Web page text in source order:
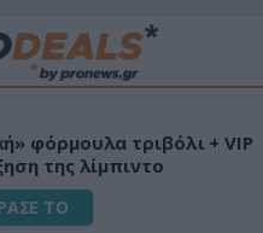
φόρμουλα τριβόλι + VIP
της λίμπιντο
ΤΟ